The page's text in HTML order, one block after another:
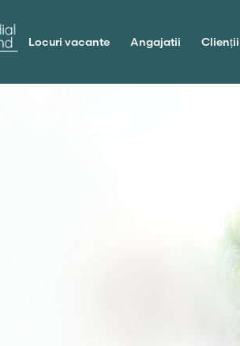
Locuri vacante Angajatii Clienții